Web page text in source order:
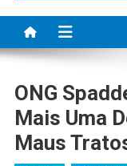
ONG
Mais Uma
Maus